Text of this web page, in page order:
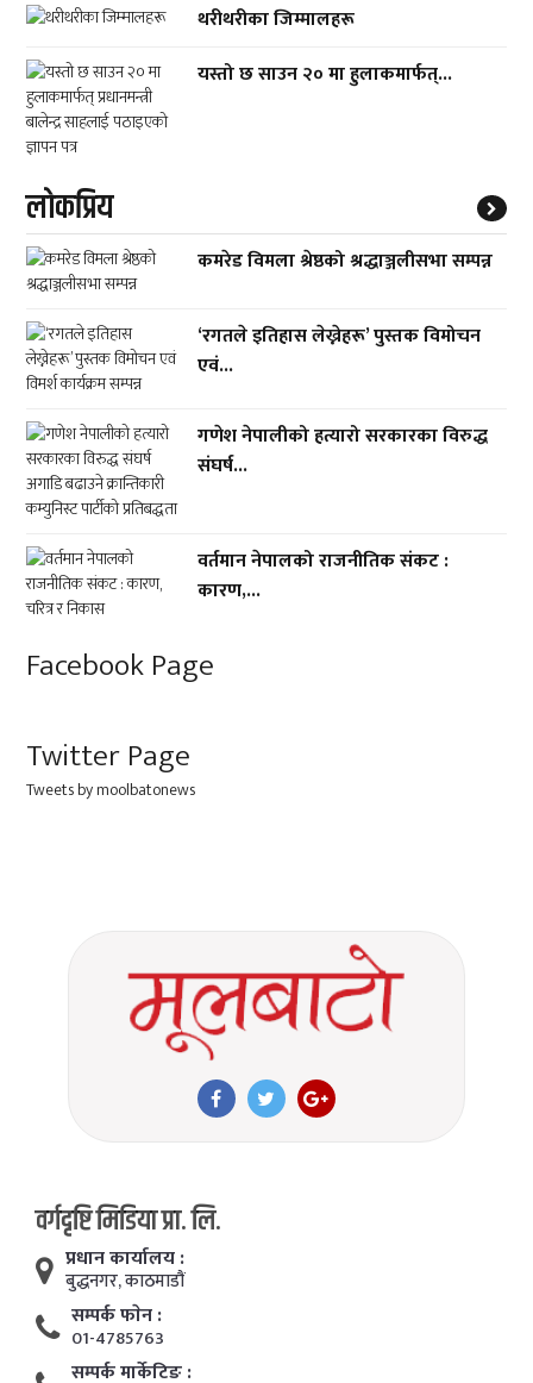
थरीथरीका जिम्मालहरू
यस्तो छ साउन २० मा हुलाकमार्फत्...
लाेकप्रिय
कमरेड विमला श्रेष्ठको श्रद्धाञ्जलीसभा सम्पन्न
‘रगतले इतिहास लेख्नेहरू’ पुस्तक विमोचन
एवं...
गणेश नेपालीको हत्यारो सरकारका विरुद्ध
संघर्ष...
वर्तमान नेपालको राजनीतिक संकट :
कारण,...
Facebook Page
Twitter Page
Tweets by moolbatonews
वर्गदृष्टि मिडिया प्रा. लि.
प्रधान कार्यालय :
बुद्धनगर, काठमाडाैं
सम्पर्क फाेन :
01-4785763
सम्पर्क मार्केटिङ :